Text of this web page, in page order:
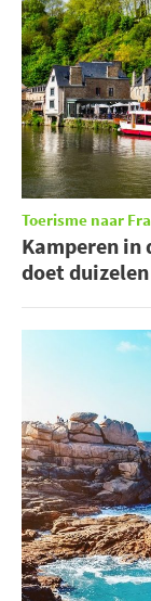
Toerisme naar
Kamperen in
doet duizelen